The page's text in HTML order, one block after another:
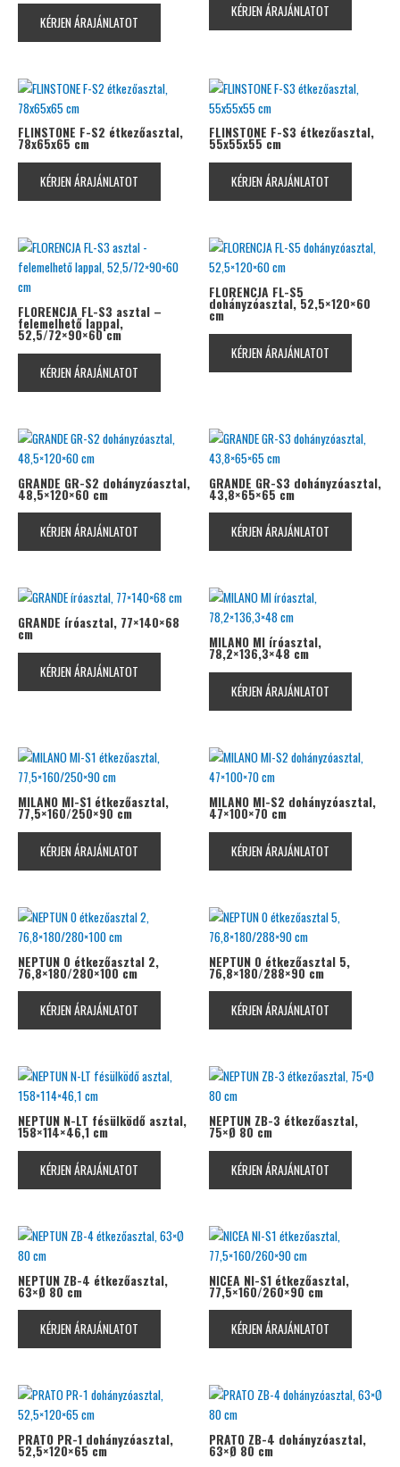
KÉRJEN ÁRAJÁNLATOT
KÉRJEN ÁRAJÁNLATOT
FLINSTONE F-S2 étkezőasztal,
78x65x65 cm
KÉRJEN ÁRAJÁNLATOT
FLINSTONE F-S3 étkezőasztal,
55x55x55 cm
KÉRJEN ÁRAJÁNLATOT
FLORENCJA FL-S3 asztal –
felemelhető lappal,
52,5/72×90×60 cm
KÉRJEN ÁRAJÁNLATOT
FLORENCJA FL-S5
dohányzóasztal, 52,5×120×60
cm
KÉRJEN ÁRAJÁNLATOT
GRANDE GR-S2 dohányzóasztal,
48,5×120×60 cm
KÉRJEN ÁRAJÁNLATOT
GRANDE GR-S3 dohányzóasztal,
43,8×65×65 cm
KÉRJEN ÁRAJÁNLATOT
GRANDE íróasztal, 77×140×68
cm
KÉRJEN ÁRAJÁNLATOT
MILANO MI íróasztal,
78,2×136,3×48 cm
KÉRJEN ÁRAJÁNLATOT
MILANO MI-S1 étkezőasztal,
77,5×160/250×90 cm
KÉRJEN ÁRAJÁNLATOT
MILANO MI-S2 dohányzóasztal,
47×100×70 cm
KÉRJEN ÁRAJÁNLATOT
NEPTUN 0 étkezőasztal 2,
76,8×180/280×100 cm
KÉRJEN ÁRAJÁNLATOT
NEPTUN 0 étkezőasztal 5,
76,8×180/288×90 cm
KÉRJEN ÁRAJÁNLATOT
NEPTUN N-LT fésülködő asztal,
158×114×46,1 cm
KÉRJEN ÁRAJÁNLATOT
NEPTUN ZB-3 étkezőasztal,
75×Ø 80 cm
KÉRJEN ÁRAJÁNLATOT
NEPTUN ZB-4 étkezőasztal,
63×Ø 80 cm
KÉRJEN ÁRAJÁNLATOT
NICEA NI-S1 étkezőasztal,
77,5×160/260×90 cm
KÉRJEN ÁRAJÁNLATOT
PRATO PR-1 dohányzóasztal,
52,5×120×65 cm
PRATO ZB-4 dohányzóasztal,
63×Ø 80 cm